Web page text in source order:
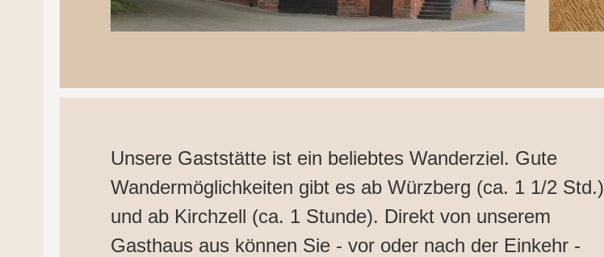
Unsere Gaststätte ist ein beliebtes Wanderziel. Gute
Wandermöglichkeiten gibt es ab Würzberg (ca. 1 1/2 Std.)
und ab Kirchzell (ca. 1 Stunde). Direkt von unserem
Gasthaus aus können Sie - vor oder nach der Einkehr -